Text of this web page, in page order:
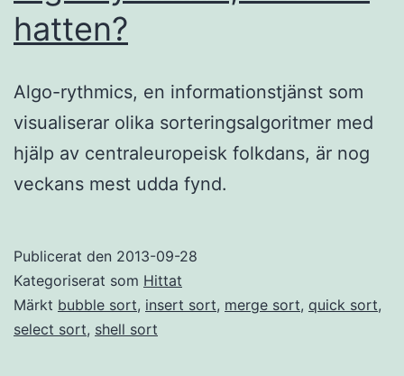
hatten?
Algo-rythmics, en informationstjänst som
visualiserar olika sorteringsalgoritmer med
hjälp av centraleuropeisk folkdans, är nog
veckans mest udda fynd.
Publicerat den 2013-09-28
Kategoriserat som Hittat
Märkt bubble sort, insert sort, merge sort, quick sort,
select sort, shell sort